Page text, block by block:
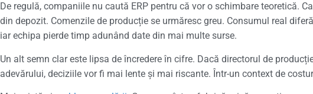
De regulă, companiile nu caută ERP pentru că vor o schimbare teoretică.
din depozit. Comenzile de producție se urmăresc greu. Consumul real
iar echipa pierde timp adunând date din mai multe surse.
Un alt semn clar este lipsa de încredere în cifre. Dacă directorul de
adevărului, deciziile vor fi mai lente și mai riscante. Într-un context de